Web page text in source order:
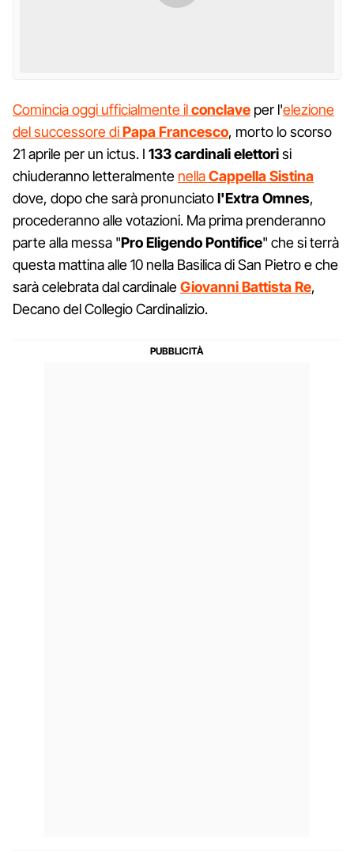
Comincia oggi ufficialmente ilconclave per l'elezione
del successore diPapaFrancesco, morto lo scorso
21 aprile per un ictus. I 133 cardinalielettorisi
chiuderanno letteralmente nellaCappella Sistina
dove, dopo che sarà pronunciatol'ExtraOmnes,
procederanno alle votazioni. Ma prima prenderanno
parte alla messa "Pro Eligendo Pontifice" che si terrà
questa mattina alle 10 nella Basilica di San Pietro e che
sarà celebrata dal cardinaleGiovanni Battista Re,
Decano del Collegio Cardinalizio.